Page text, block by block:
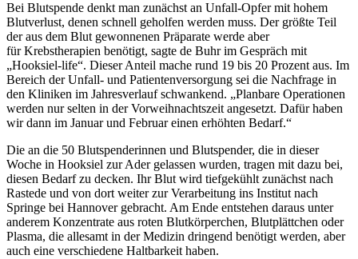
Bei Blutspende denkt man zunächst an Unfall-Opfer mit hohem
Blutverlust, denen schnell geholfen werden muss. Der größte Teil
der aus dem Blut gewonnenen Präparate werde aber
für Krebstherapien benötigt, sagte de Buhr im Gespräch mit
„Hooksiel-life“. Dieser Anteil mache rund 19 bis 20 Prozent aus. Im
Bereich der Unfall- und Patientenversorgung sei die Nachfrage in
den Kliniken im Jahresverlauf schwankend. „Planbare Operationen
werden nur selten in der Vorweihnachtszeit angesetzt. Dafür haben
wir dann im Januar und Februar einen erhöhten Bedarf.“
Die an die 50 Blutspenderinnen und Blutspender, die in dieser
Woche in Hooksiel zur Ader gelassen wurden, tragen mit dazu bei,
diesen Bedarf zu decken. Ihr Blut wird tiefgekühlt zunächst nach
Rastede und von dort weiter zur Verarbeitung ins Institut nach
Springe bei Hannover gebracht. Am Ende entstehen daraus unter
anderem Konzentrate aus roten Blutkörperchen, Blutplättchen oder
Plasma, die allesamt in der Medizin dringend benötigt werden, aber
auch eine verschiedene Haltbarkeit haben.